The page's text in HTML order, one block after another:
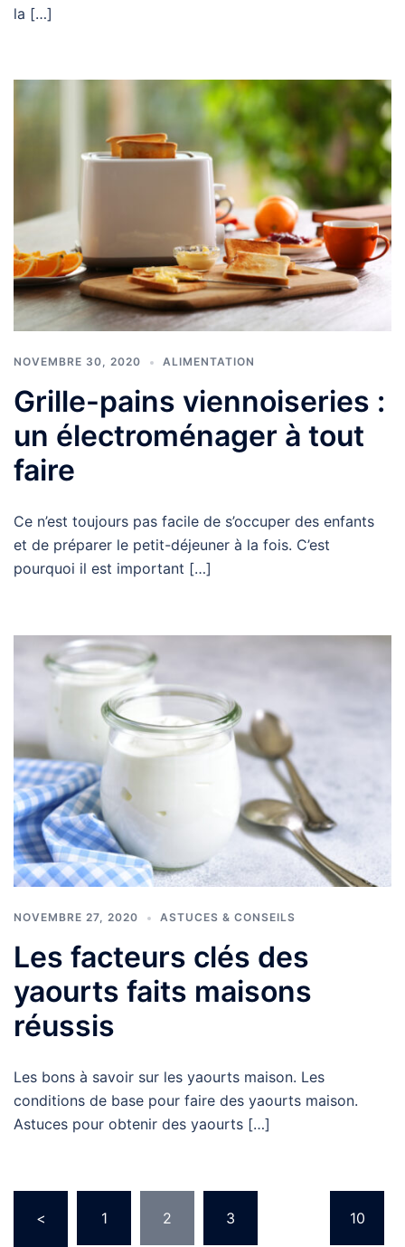
la […]
NOVEMBRE 30, 2020 ALIMENTATION
Grille-pains viennoiseries :
un électroménager à tout
faire
Ce n’est toujours pas facile de s’occuper des enfants
et de préparer le petit-déjeuner à la fois. C’est
pourquoi il est important […]
NOVEMBRE 27, 2020 ASTUCES & CONSEILS
Les facteurs clés des
yaourts faits maisons
réussis
Les bons à savoir sur les yaourts maison. Les
conditions de base pour faire des yaourts maison.
Astuces pour obtenir des yaourts […]
des
< 1 2 3 10